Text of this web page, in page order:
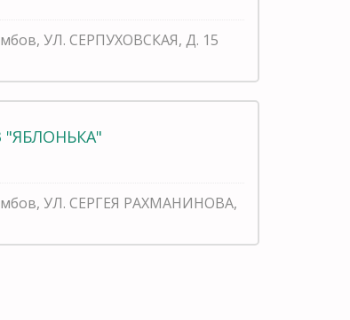
УЛ. СЕРПУХОВСКАЯ, Д. 15
УЛ. СЕРГЕЯ РАХМАНИНОВА,